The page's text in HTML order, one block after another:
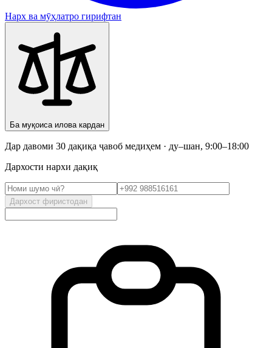
Нарх ва мӯҳлатро гирифтан
Ба муқоиса илова кардан
Дар давоми 30 дақиқа ҷавоб медиҳем · ду–шан, 9:00–18:00
Дархости нархи дақиқ
Дархост фиристодан